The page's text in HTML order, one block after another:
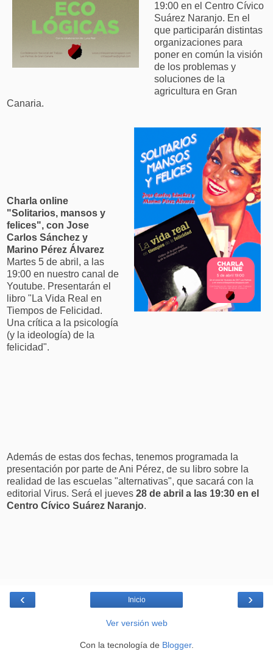
19:00 en el Centro Cívico
Suárez Naranjo. En el
que participarán distintas
organizaciones para
poner en común la visión
de los problemas y
soluciones de la
agricultura en Gran
Canaria.
Charla online
"Solitarios, mansos y
felices", con Jose
Carlos Sánchez y
Marino Pérez Álvarez
Martes 5 de abril, a las
19:00 en nuestro canal de
Youtube. Presentarán el
libro "La Vida Real en
Tiempos de Felicidad.
Una crítica a la psicología
(y la ideología) de la
felicidad".
Además de estas dos fechas, tenemos programada la
presentación por parte de Ani Pérez, de su libro sobre la
realidad de las escuelas "alternativas", que sacará con la
editorial Virus. Será el jueves 28 de abril a las 19:30 en el
Centro Cívico Suárez Naranjo.
‹ ›
Inicio
Ver versión web
Con la tecnología de Blogger.